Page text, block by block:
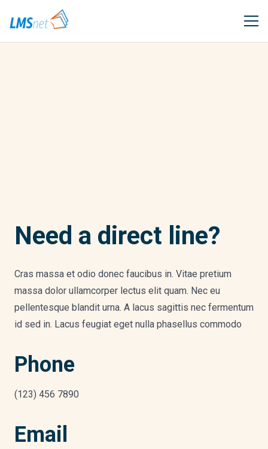
Need a direct line?
Cras massa et odio donec faucibus in. Vitae pretium
massa dolor ullamcorper lectus elit quam. Nec eu
pellentesque blandit urna. A lacus sagittis nec fermentum
id sed in. Lacus feugiat eget nulla phasellus commodo
Phone
(123) 456 7890
Email